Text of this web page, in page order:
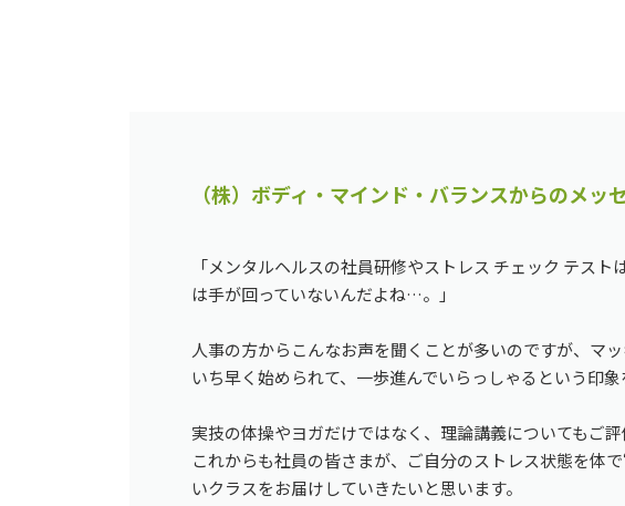
（株）ボディ・マインド・バランスからのメッ
「メンタルヘルスの社員研修やストレス チェック テス
は手が回っていないんだよね…。」
人事の方からこんなお声を聞くことが多いのですが、マ
いち早く始められて、一歩進んでいらっしゃるという印象
実技の体操やヨガだけではなく、理論講義についてもご評
これからも社員の皆さまが、ご自分のストレス状態を体
いクラスをお届けしていきたいと思います。